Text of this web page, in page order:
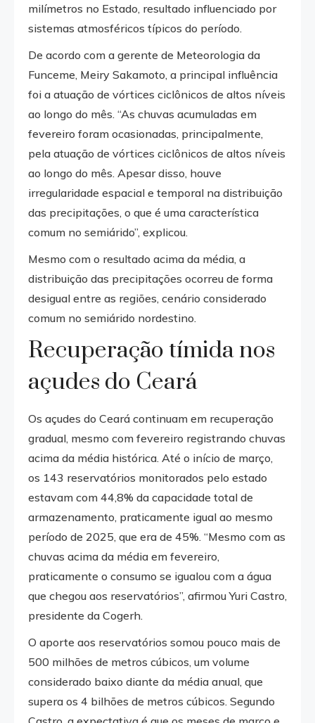
milímetros no Estado, resultado influenciado por
sistemas atmosféricos típicos do período.
De acordo com a gerente de Meteorologia da
Funceme, Meiry Sakamoto, a principal influência
foi a atuação de vórtices ciclônicos de altos níveis
ao longo do mês. “As chuvas acumuladas em
fevereiro foram ocasionadas, principalmente,
pela atuação de vórtices ciclônicos de altos níveis
ao longo do mês. Apesar disso, houve
irregularidade espacial e temporal na distribuição
das precipitações, o que é uma característica
comum no semiárido”, explicou.
Mesmo com o resultado acima da média, a
distribuição das precipitações ocorreu de forma
desigual entre as regiões, cenário considerado
comum no semiárido nordestino.
Recuperação tímida nos
açudes do Ceará
Os açudes do Ceará continuam em recuperação
gradual, mesmo com fevereiro registrando chuvas
acima da média histórica. Até o início de março,
os 143 reservatórios monitorados pelo estado
estavam com 44,8% da capacidade total de
armazenamento, praticamente igual ao mesmo
período de 2025, que era de 45%. “Mesmo com as
chuvas acima da média em fevereiro,
praticamente o consumo se igualou com a água
que chegou aos reservatórios”, afirmou Yuri Castro,
presidente da Cogerh.
O aporte aos reservatórios somou pouco mais de
500 milhões de metros cúbicos, um volume
considerado baixo diante da média anual, que
supera os 4 bilhões de metros cúbicos. Segundo